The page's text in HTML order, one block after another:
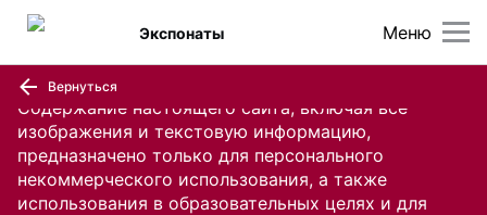
Содержание настоящего сайта, включая все
изображения и текстовую информацию,
предназначено только для персонального
некоммерческого использования, а также
использования в образовательных целях и для
Меню
Экспонаты
Вернуться